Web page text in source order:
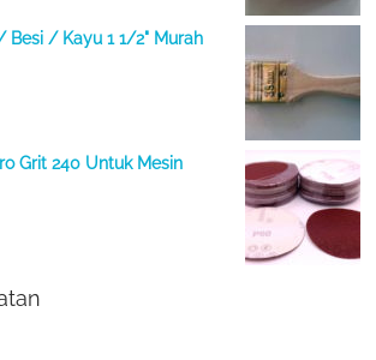
Besi / Kayu 1 1/2" Murah
Grit 240 Untuk Mesin